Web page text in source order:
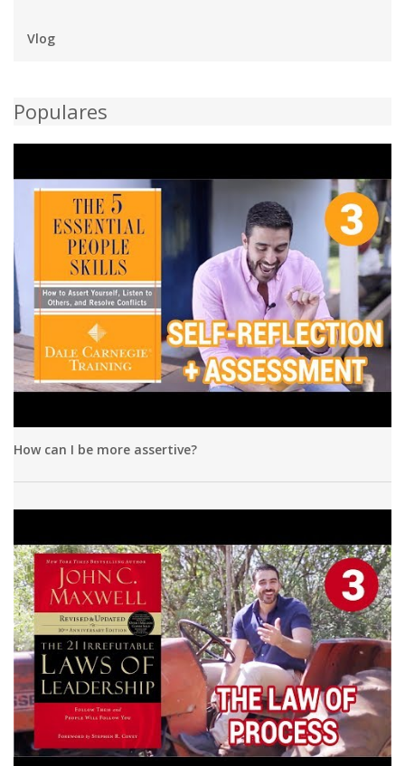
Vlog
Populares
How can I be more assertive?